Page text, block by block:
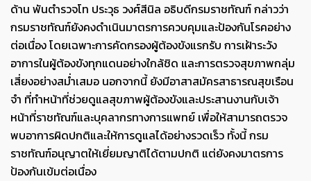
ด้าน พันตำรวจโท ประวุธ วงศ์สีนิล อธิบดีกรมราชทัณฑ์ กล่าวว่า
กรมราชทัณฑ์ยังคงดำเนินมาตรการควบคุมและป้องกันโรคอย่าง
ต่อเนื่อง โดยเฉพาะการคัดกรองผู้ต้องขังแรกรับ การเฝ้าระวัง
อาการในผู้ต้องขังทุกแดนอย่างใกล้ชิด และการตรวจสุขภาพกลุ่ม
เสี่ยงอย่างสม่ำเสมอ นอกจากนี้ ยังมีอาสาสมัครสาธารณสุขเรือน
จำ ที่ทำหน้าที่ช่วยดูแลสุขภาพผู้ต้องขังและประสานงานกับเจ้า
หน้าที่ราชทัณฑ์และบุคลากรทางการแพทย์ เพื่อให้สามารถตรวจ
พบอาการผิดปกติและให้การดูแลได้อย่างรวดเร็ว ทั้งนี้ กรม
ราชทัณฑ์อนุญาตให้เยี่ยมญาติได้ตามปกติ แต่ยังคงมาตรการ
ป้องกันเข้มต่อเนื่อง